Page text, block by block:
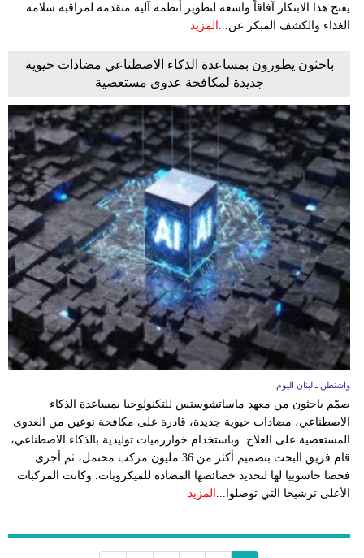
يفتح هذا الابتكار آفاقاً واسعة لتطوير أنظمة آلية متقدمة لمراقبة سلامة
الغذاء والكشف المبكر عن...
المزيد
باحثون يطورون بمساعدة الذكاء الاصطناعي مضادات حيوية
جديدة لمكافحة عدوى مستعصية
واشنطن ـ لبنان اليوم
صمّم باحثون من معهد ماساتشوستس للتكنولوجيا بمساعدة الذكاء
الاصطناعي، مضادات حيوية جديدة، قادرة على مكافحة نوعين من العدوى
المستعصية على العلاج. وباستخدام خوارزميات توليدية بالذكاء الاصطناعي،
قام فريق البحث بتصميم أكثر من 36 مليون مركب محتمل، ثم أجرى
فحصا حاسوبيا لها لتحديد خصائصها المضادة للميكروبات. وكانت المركبات
الأعلى ترشيحا التي توصلوا... المزيد